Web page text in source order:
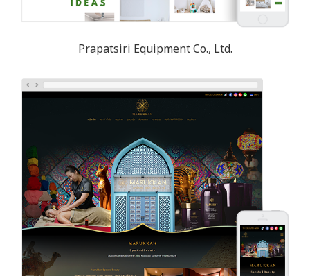
Prapatsiri Equipment Co., Ltd.